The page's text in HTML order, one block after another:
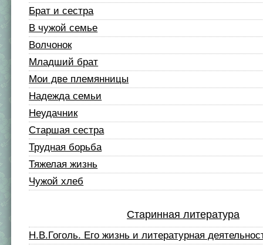
Брат и сестра
В чужой семье
Волчонок
Младший брат
Мои две племянницы
Надежда семьи
Неудачник
Старшая сестра
Трудная борьба
Тяжелая жизнь
Чужой хлеб
Старинная литература
Н.В.Гоголь. Его жизнь и литературная